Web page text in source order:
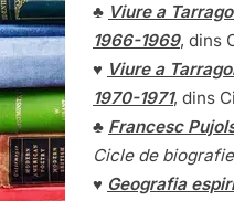
♣ Viure a
1966-1969, dins
♥ Viure a
1970-1971, dins
♣ Francesc
Cicle de
♥ Geografia